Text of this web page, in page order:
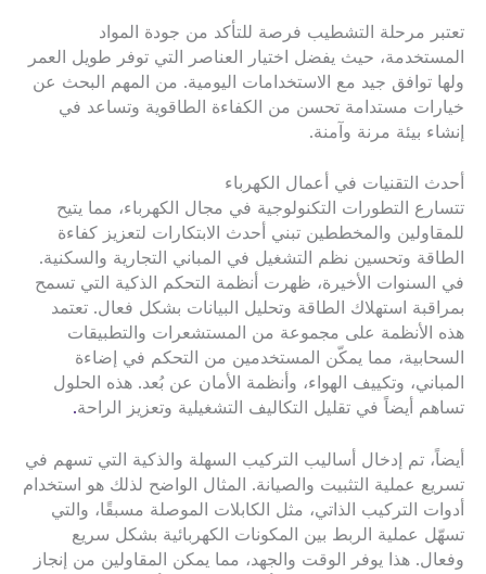
تعتبر مرحلة التشطيب فرصة للتأكد من جودة المواد
المستخدمة، حيث يفضل اختيار العناصر التي توفر طويل العمر
ولها توافق جيد مع الاستخدامات اليومية. من المهم البحث عن
خيارات مستدامة تحسن من الكفاءة الطاقوية وتساعد في
إنشاء بيئة مرنة وآمنة.
أحدث التقنيات في أعمال الكهرباء
تتسارع التطورات التكنولوجية في مجال الكهرباء، مما يتيح
للمقاولين والمخططين تبني أحدث الابتكارات لتعزيز كفاءة
الطاقة وتحسين نظم التشغيل في المباني التجارية والسكنية.
في السنوات الأخيرة، ظهرت أنظمة التحكم الذكية التي تسمح
بمراقبة استهلاك الطاقة وتحليل البيانات بشكل فعال. تعتمد
هذه الأنظمة على مجموعة من المستشعرات والتطبيقات
السحابية، مما يمكّن المستخدمين من التحكم في إضاءة
المباني، وتكييف الهواء، وأنظمة الأمان عن بُعد. هذه الحلول
تساهم أيضاً في تقليل التكاليف التشغيلية وتعزيز الراحة.
أيضاً، تم إدخال أساليب التركيب السهلة والذكية التي تسهم في
تسريع عملية التثبيت والصيانة. المثال الواضح لذلك هو استخدام
أدوات التركيب الذاتي، مثل الكابلات الموصلة مسبقًا، والتي
تسهّل عملية الربط بين المكونات الكهربائية بشكل سريع
وفعال. هذا يوفر الوقت والجهد، مما يمكن المقاولين من إنجاز